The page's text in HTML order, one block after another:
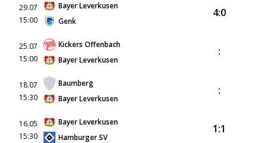
29.07
15:00
Bayer Leverkusen
Genk
4:0
25.07
15:00
Kickers Offenbach
Bayer Leverkusen
:
18.07
15:30
Baumberg
Bayer Leverkusen
:
16.05
15:30
Bayer Leverkusen
Hamburger SV
1:1